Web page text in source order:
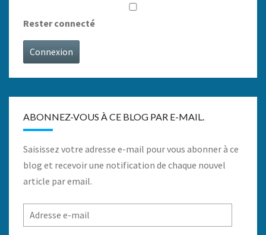
Rester connecté
Connexion
ABONNEZ-VOUS À CE BLOG PAR E-MAIL.
Saisissez votre adresse e-mail pour vous abonner à ce
blog et recevoir une notification de chaque nouvel
article par email.
Adresse
e-